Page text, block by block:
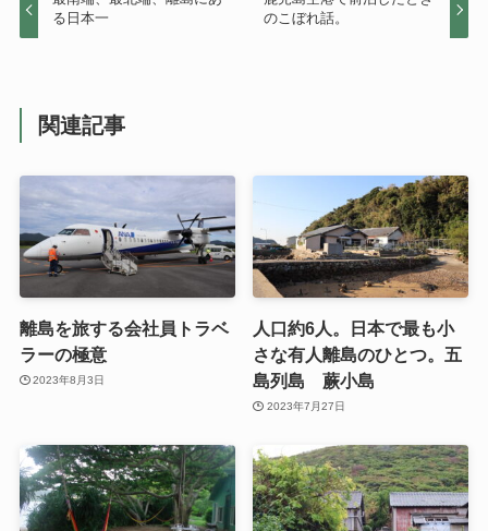
る日本一
のこぼれ話。
関連記事
離島を旅する会社員トラベ
ラーの極意
2023年8月3日
人口約6人。日本で最も小
さな有人離島のひとつ。五
島列島 蕨小島
2023年7月27日